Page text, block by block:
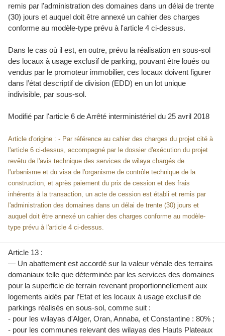
remis par l'administration des domaines dans un délai de trente
(30) jours et auquel doit être annexé un cahier des charges
conforme au modèle-type prévu à l'article 4 ci-dessus.
Dans le cas où il est, en outre, prévu la réalisation en sous-sol
des locaux à usage exclusif de parking, pouvant être loués ou
vendus par le promoteur immobilier, ces locaux doivent figurer
dans l’état descriptif de division (EDD) en un lot unique
indivisible, par sous-sol.
Modifié par l'article 6 deArrêté interministériel du 25 avril 2018
Article d'origine : - Par référence au cahier des charges du projet cité à
l'article 6 ci-dessus, accompagné par le dossier d'exécution du projet
revêtu de l'avis technique des services de wilaya chargés de
l'urbanisme et du visa de l'organisme de contrôle technique de la
construction, et après paiement du prix de cession et des frais
inhérents à la transaction, un acte de cession est établi et remis par
l'administration des domaines dans un délai de trente (30) jours et
auquel doit être annexé un cahier des charges conforme au modèle-
type prévu à l'article 4 ci-dessus.
Article 13 :
— Un abattement est accordé sur la valeur vénale des terrains
domaniaux telle que déterminée par les services des domaines
pour la superficie de terrain revenant proportionnellement aux
logements aidés par l’Etat et les locaux à usage exclusif de
parkings réalisés en sous-sol, comme suit :
- pour les wilayas d'Alger, Oran, Annaba, et Constantine : 80% ;
- pour les communes relevant des wilayas des Hauts Plateaux